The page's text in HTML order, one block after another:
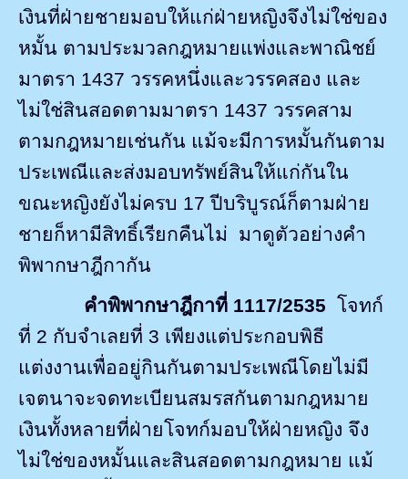
เงินที่ฝ่ายชายมอบให้แก่ฝ่ายหญิงจึงไม่ใช่ของ
หมั้น ตามประมวลกฎหมายแพ่งและพาณิชย์
มาตรา 1437 วรรคหนึ่งและวรรคสอง และ
ไม่ใช่สินสอดตามมาตรา 1437 วรรคสาม
ตามกฎหมายเช่นกัน แม้จะมีการหมั้นกันตาม
ประเพณีและส่งมอบทรัพย์สินให้แก่กันใน
ขณะหญิงยังไม่ครบ 17 ปีบริบูรณ์ก็ตามฝ่าย
ชายก็หามีสิทธิ์เรียกคืนไม่ มาดูตัวอย่างคำ
พิพากษาฎีกากัน
คำพิพากษาฎีกาที่ 1117/2535 โจทก์
ที่ 2 กับจำเลยที่ 3 เพียงแต่ประกอบพิธี
แต่งงานเพื่ออยู่กินกันตามประเพณีโดยไม่มี
เจตนาจะจดทะเบียนสมรสกันตามกฎหมาย
เงินทั้งหลายที่ฝ่ายโจทก์มอบให้ฝ่ายหญิง จึง
ไม่ใช่ของหมั้นและสินสอดตามกฎหมาย แม้